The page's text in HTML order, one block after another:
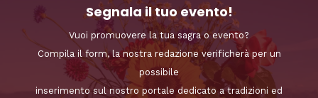
Segnala il tuo evento!
Vuoi promuovere la tua sagra o evento?
Compila il form, la nostra redazione verificherà per un
possibile
inserimento sul nostro portale dedicato a tradizioni ed